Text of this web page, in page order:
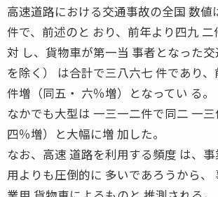
高速道路における交通事故の全国 数値
件で、前述のと おり、前年より四九
対 し、貨物車が第一当 事者となった
を除く） は合計で三八六七 件であり
件増（同五・ 六％増）となってい る。
なかでも大型は 一三一二件で同二 一三
四％増）と大幅に増 加した。
なお、高速 道路を利用する頻度 は、
用よりも圧倒的に 多いであろうから、